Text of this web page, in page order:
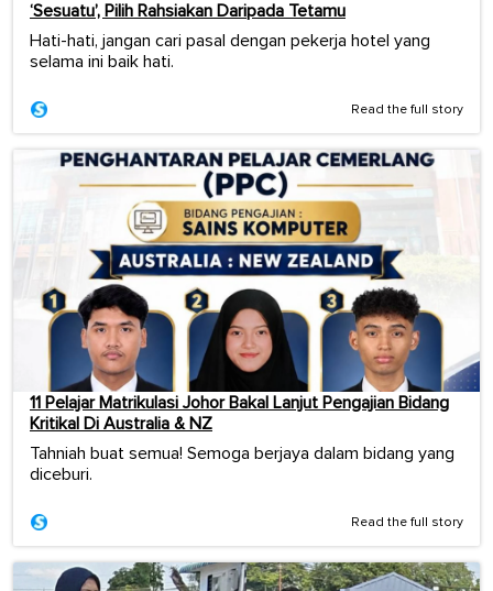
‘Sesuatu’, Pilih Rahsiakan Daripada Tetamu
Hati-hati, jangan cari pasal dengan pekerja hotel yang
selama ini baik hati.
Read the full story
11 Pelajar Matrikulasi Johor Bakal Lanjut Pengajian Bidang
Kritikal Di Australia & NZ
Tahniah buat semua! Semoga berjaya dalam bidang yang
diceburi.
Read the full story